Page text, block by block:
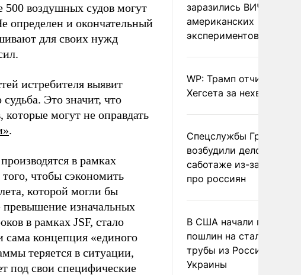
500 воздушных судов могут
определен и окончательный
для своих нужд
истребителя выявит
Это значит, что
могут не оправдать
.
в рамках
чтобы сэкономить
которой могли бы
изначальных
в рамках JSF, стало
концепция «единого
теряется в ситуации,
под свои специфические
заразились ВИЧ после
американских
экспериментов
WP: Трамп отчитал
Хегсета за нехватку
Спецслужбы Грузии
возбудили дело о
саботаже из-за фейков
про россиян
В США начали
пошлин на стальные
трубы из России и с
Украины